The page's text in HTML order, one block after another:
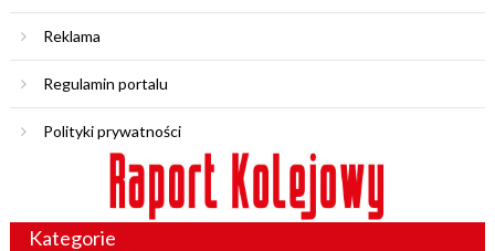
Reklama
Regulamin portalu
Polityki prywatności
Kategorie